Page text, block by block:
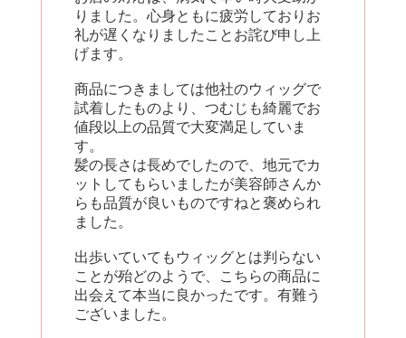
りました。心身ともに疲労しておりお
礼が遅くなりましたことお詫び申し上
げます。
商品につきましては他社のウィッグで
試着したものより、つむじも綺麗でお
値段以上の品質で大変満足していま
す。
髪の長さは長めでしたので、地元でカ
ットしてもらいましたが美容師さんか
らも品質が良いものですねと褒められ
ました。
出歩いていてもウィッグとは判らない
ことが殆どのようで、こちらの商品に
出会えて本当に良かったです。有難う
ございました。